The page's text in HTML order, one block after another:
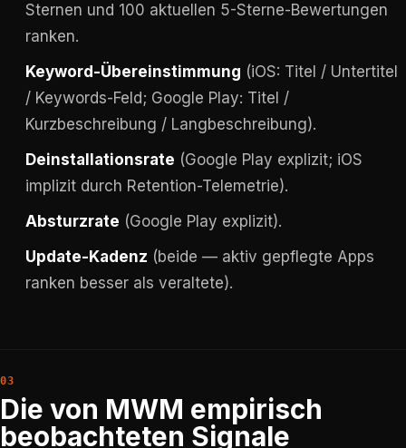
Sternen und 100 aktuellen 5-Sterne-Bewertungen
ranken.
Keyword-Übereinstimmung (iOS: Titel / Untertitel
/ Keywords-Feld; Google Play: Titel /
Kurzbeschreibung / Langbeschreibung).
Deinstallationsrate (Google Play explizit; iOS
implizit durch Retention-Telemetrie).
Absturzrate (Google Play explizit).
Update-Kadenz (beide — aktiv gepflegte Apps
ranken besser als veraltete).
Die von MWM empirisch
beobachteten Signale